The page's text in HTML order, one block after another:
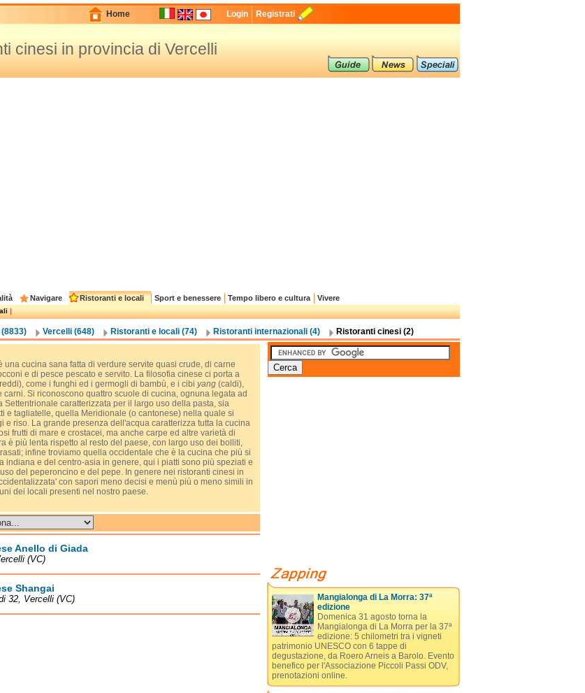
Home Login Registrati
cinesi in provincia di Vercelli
Navigare Ristoranti e locali Sport e benessere Tempo libero e cultura Vivere
|
Vercelli (648) Ristoranti e locali (74) Ristoranti internazionali (4) Ristoranti cinesi (2)
una cucina sana fatta di verdure servite quasi crude, di carne
e di pesce pescato e servito. La filosofia cinese ci porta a
come i funghi ed i germogli di bambù, e i cibi yang(caldi),
carni. Si riconoscono quattro scuole di cucina, ognuna legata ad
Settentrionale caratterizzata per il largo uso della pasta, sia
e tagliatelle, quella Meridionale (o cantonese) nella quale si
e riso. La grande presenza dell'acqua caratterizza tutta la cucina
frutti di mare e crostacei, ma anche carpe ed altre varietà di
è più lenta rispetto al resto del paese, con largo uso dei bolliti,
infine troviamo quella occidentale che è la cucina che più si
indiana e del centro-asia in genere, qui i piatti sono più speziati e
del peperoncino e del pepe. In genere nei ristoranti cinesi in
con sapori meno decisi e menù più o meno simili in
dei locali presenti nel nostro paese.
Anello di Giada
(VC)
Shangai
32, Vercelli (VC)
Mangialonga di La Morra: 37ª
edizione
Domenica 31 agosto torna la
Mangialonga di La Morra per la 37ª
edizione: 5 chilometri tra i vigneti
patrimonio UNESCO con 6 tappe di
degustazione, da Roero Arneis a Barolo. Evento
benefico per l'Associazione Piccoli Passi ODV,
prenotazioni online.